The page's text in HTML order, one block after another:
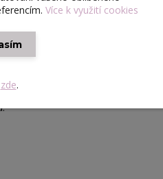
který napodobuje
Více k využití cookies
zde.